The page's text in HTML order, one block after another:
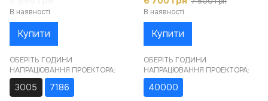
В наявності
Купити
ОБЕРІТЬ ГОДИНИ
НАПРАЦЮВАННЯ ПРОЕКТОРА:
3005 7186
В наявності
Купити
ОБЕРІТЬ ГОДИНИ
НАПРАЦЮВАННЯ ПРОЕКТОРА:
40000